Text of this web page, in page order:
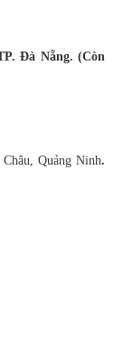
Đà Nẵng. (Còn
Quảng Ninh.